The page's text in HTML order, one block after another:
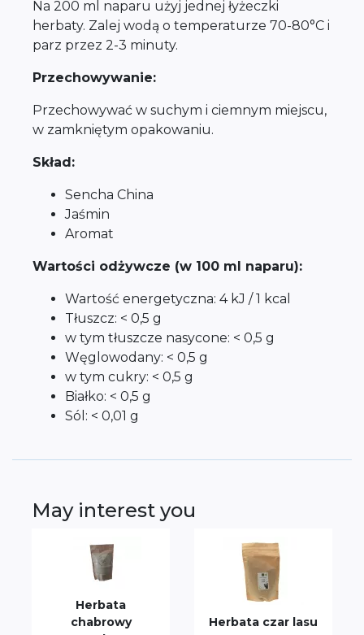
Na 200 ml naparu użyj jednej łyżeczki
herbaty. Zalej wodą o temperaturze 70-80°C i
parz przez 2-3 minuty.
Przechowywanie:
Przechowywać w suchym i ciemnym miejscu,
w zamkniętym opakowaniu.
Skład:
Sencha China
Jaśmin
Aromat
Wartości odżywcze (w 100 ml naparu):
Wartość energetyczna: 4 kJ / 1 kcal
Tłuszcz: < 0,5 g
w tym tłuszcze nasycone: < 0,5 g
Węglowodany: < 0,5 g
w tym cukry: < 0,5 g
Białko: < 0,5 g
Sól: < 0,01 g
May interest you
Herbata
chabrowy
Herbata czar lasu